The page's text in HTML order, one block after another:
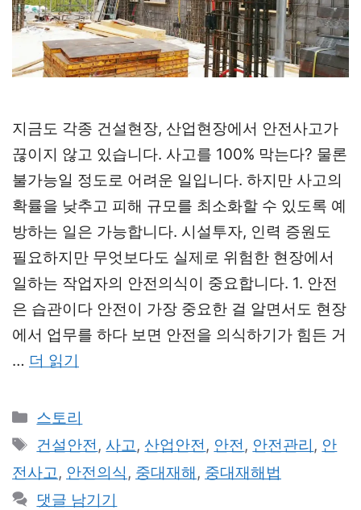
지금도 각종 건설현장, 산업현장에서 안전사고가
끊이지 않고 있습니다. 사고를 100% 막는다? 물론
불가능일 정도로 어려운 일입니다. 하지만 사고의
확률을 낮추고 피해 규모를 최소화할 수 있도록 예
방하는 일은 가능합니다. 시설투자, 인력 증원도
필요하지만 무엇보다도 실제로 위험한 현장에서
일하는 작업자의 안전의식이 중요합니다. 1. 안전
은 습관이다 안전이 가장 중요한 걸 알면서도 현장
에서 업무를 하다 보면 안전을 의식하기가 힘든 거
… 더 읽기
카
테
리
스토리
태
그
건설안전 , 사고 , 산업안전 , 안전 , 안전관리 , 안
전사고 , 안전의식 , 중대재해, 중대재해법
댓글 남기기